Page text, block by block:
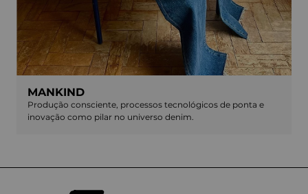
MANKIND
Produção consciente, processos tecnológicos de ponta e
inovação como pilar no universo denim.